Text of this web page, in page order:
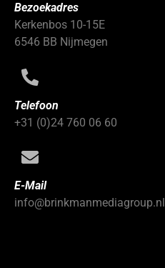
Bezoekadres
Kerkenbos 10-15E
6546 BB Nijmegen
Telefoon
+31 (0)24 760 06 60
E-Mail
info@brinkmanmediagroup.nl